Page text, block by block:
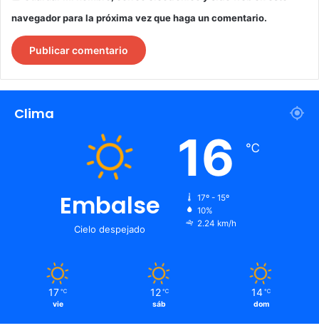
navegador para la próxima vez que haga un comentario.
Clima
Embalse
Cielo despejado
16 ℃
17º - 15º
10%
2.24 km/h
17 ℃
vie
12 ℃
sáb
14 ℃
dom